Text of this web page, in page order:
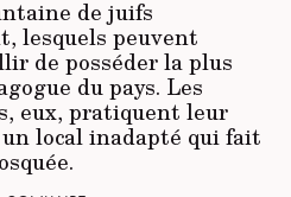
de juifs
lesquels peuvent
de posséder la plus
du pays. Les
eux, pratiquent leur
local inadapté qui fait